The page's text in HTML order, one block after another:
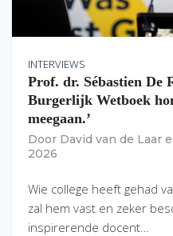
INTERVIEWS
Prof. dr. Sébastien De
Burgerlijk Wetboek
meegaan.’
Door David van de Laar
2026
Wie college heeft gehad
zal hem vast en zeker
inspirerende docent…